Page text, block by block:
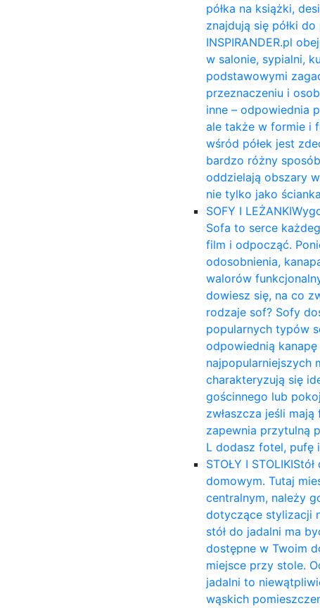
półka na książki,
znajdują się półki
INSPIRANDER.pl
w salonie, sypialni,
podstawowymi
przeznaczeniu i
inne – odpowiednia
ale także w formie i
wśród półek jest
bardzo różny
oddzielają obszary
nie tylko jako
SOFY I LEŻANKI
Sofa to serce
film i odpocząć.
odosobnienia,
walorów
dowiesz się, na co
rodzaje sof? Sofy
popularnych typów
odpowiednią
najpopularniejszych
charakteryzują się
gościnnego lub
zwłaszcza jeśli
zapewnia przytulną
L dodasz fotel, pufę
STOŁY I STOLIKI
domowym. Tutaj
centralnym, należy
dotyczące stylizacji
stół do jadalni ma
dostępne w Twoim
miejsce przy stole.
jadalni to
wąskich